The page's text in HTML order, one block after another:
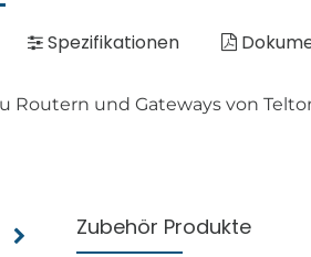
Spezifikationen
und Gateways von
Zubehör Produkte